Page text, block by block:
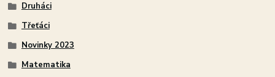
Druháci
Třeťáci
Novinky 2023
Matematika